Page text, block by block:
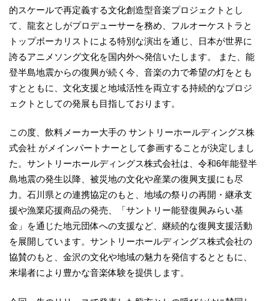
的スケールで再定義する文化創造型音楽プロジェクトとし
て、龍玄としがプロデューサーを務め、フルオーケストラと
トップボーカリストによる特別な演出を通じ、日本が世界に
誇るアニメソング文化を国内外へ発信いたします。 また、能
登半島地震からの復興が続く今、音楽の力で希望の灯をとも
すとともに、文化支援と地域活性を両立する持続的なプロジ
ェクトとしての発展も目指しております。
この度、飲料メーカー大手の サントリーホールディングス株
式会社 がメインパートナーとして参画することが決定しまし
た。サントリーホールディングス株式会社は、令和6年能登半
島地震の発生以降、被災地の文化や産業の復興支援にも尽
力。石川県との連携協定のもと、地域の祭りの再開・継承支
援や漁業応援商品の発売、「サントリー能登復興みらい基
金」を通じた地元団体への支援など、継続的な復興支援活動
を展開しています。サントリーホールディングス株式会社の
協賛のもと、金沢の文化や地域の魅力を発信するとともに、
来場者により豊かな音楽体験を提供します。